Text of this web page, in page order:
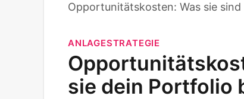
Opportunitätskosten: Was sie
ANLAGESTRATEGIE
sie dein Portfolio